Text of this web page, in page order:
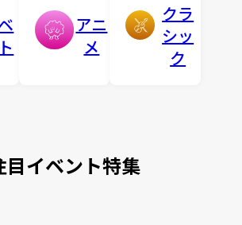
アニ
メ
クラ
シッ
ク
目イベント特集